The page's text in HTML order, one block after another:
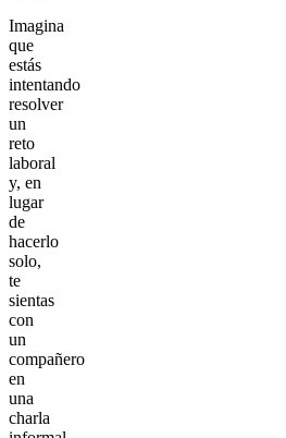
Imagina
que
estás
intentando
resolver
un
reto
laboral
y, en
lugar
de
hacerlo
solo,
te
sientas
con
un
compañero
en
una
charla